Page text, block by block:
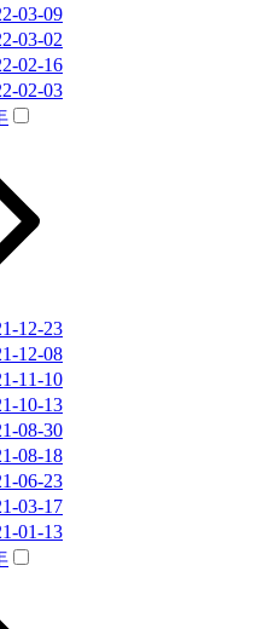
03-09
03-02
02-16
02-03
12-23
12-08
11-10
10-13
08-30
08-18
06-23
03-17
01-13